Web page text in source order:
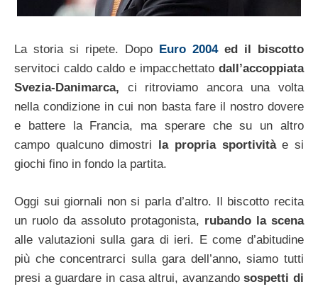
La storia si ripete. Dopo Euro 2004 ed il biscotto
servitoci caldo caldo e impacchettato dall’accoppiata
Svezia-Danimarca, ci ritroviamo ancora una volta
nella condizione in cui non basta fare il nostro dovere
e battere la Francia, ma sperare che su un altro
campo qualcuno dimostri
la propria sportivitàe si
giochi fino in fondo la partita.
Oggi sui giornali non si parla d’altro. Il biscotto recita
un ruolo da assoluto protagonista, rubando la scena
alle valutazioni sulla gara di ieri. E come d’abitudine
più che concentrarci sulla gara dell’anno, siamo tutti
presi a guardare in casa altrui, avanzandosospetti di